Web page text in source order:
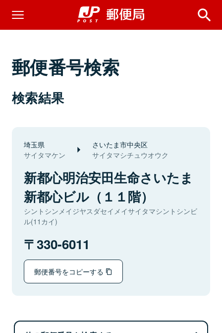
郵便番号検索
検索結果
埼玉県
サイタマケン
さいたま市中央区
サイタマシチュウオウク
新都心明治安田生命さいたま
新都心ビル（１１階）
シントシンメイジヤスダセイメイサイタマシントシンビ
ル(11カイ)
330-6011
郵便番号をコピーする